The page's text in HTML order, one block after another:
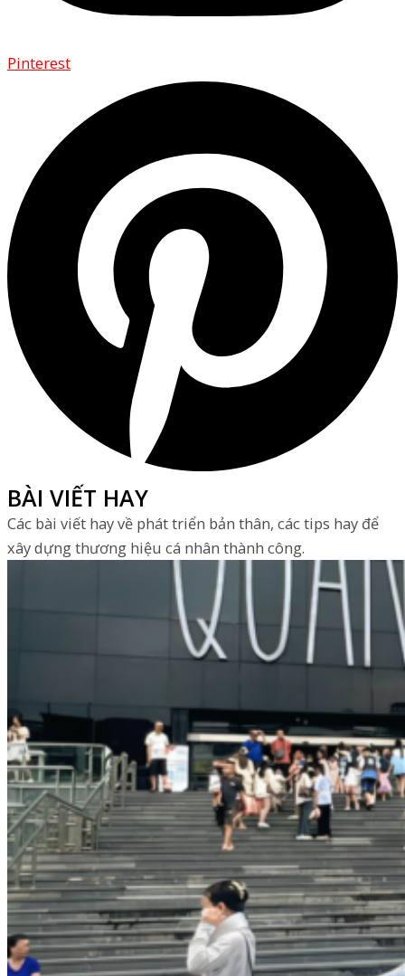
Pinterest
BÀI VIẾT HAY
Các bài viết hay về phát triển bản thân, các tips hay để
xây dựng thương hiệu cá nhân thành công.